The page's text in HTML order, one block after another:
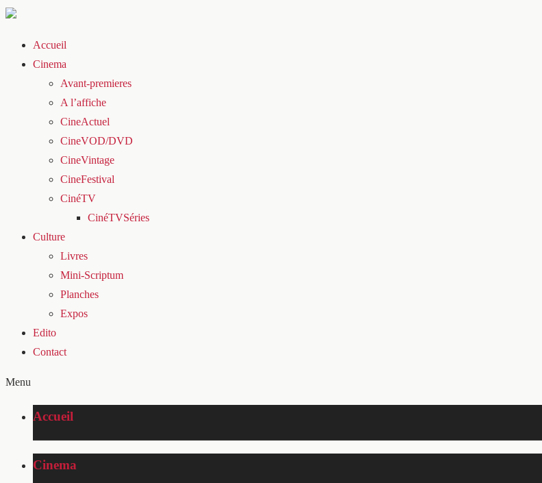
Accueil
Cinema
Avant-premieres
A l’affiche
CineActuel
CineVOD/DVD
CineVintage
CineFestival
CinéTV
CinéTVSéries
Culture
Livres
Mini-Scriptum
Planches
Expos
Edito
Contact
Menu
Accueil
Cinema